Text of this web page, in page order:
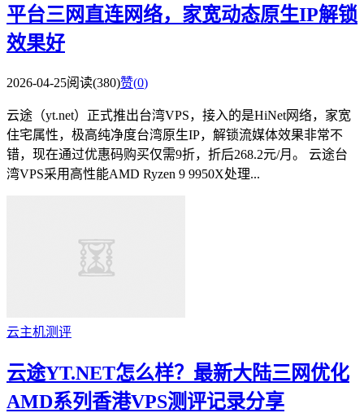
平台三网直连网络，家宽动态原生IP解锁
效果好
2026-04-25阅读(380)赞(0)
云途（yt.net）正式推出台湾VPS，接入的是HiNet网络，家宽
住宅属性，极高纯净度台湾原生IP，解锁流媒体效果非常不
错，现在通过优惠码购买仅需9折，折后268.2元/月。 云途台
湾VPS采用高性能AMD Ryzen 9 9950X处理...
云主机测评
云途YT.NET怎么样？最新大陆三网优化
AMD系列香港VPS测评记录分享